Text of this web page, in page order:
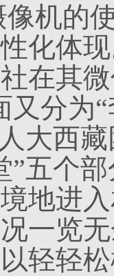
像机的
性化体
在其
又分为
大西
”五个
地进
一览
轻轻